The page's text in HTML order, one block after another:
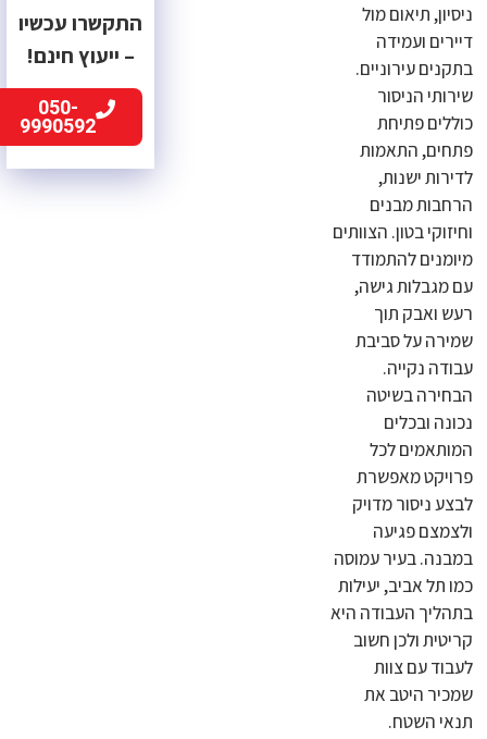
ניסיון, תיאום מול
דיירים ועמידה
בתקנים עירוניים.
שירותי הניסור
כוללים פתיחת
פתחים, התאמות
לדירות ישנות,
הרחבות מבנים
וחיזוקי בטון. הצוותים
מיומנים להתמודד
עם מגבלות גישה,
רעש ואבק תוך
שמירה על סביבת
עבודה נקייה.
הבחירה בשיטה
נכונה ובכלים
המותאמים לכל
פרויקט מאפשרת
לבצע ניסור מדויק
ולצמצם פגיעה
במבנה. בעיר עמוסה
כמו תל אביב, יעילות
בתהליך העבודה היא
קריטית ולכן חשוב
לעבוד עם צוות
שמכיר היטב את
תנאי השטח.
התקשרו עכשיו
– ייעוץ חינם!
050-
9990592